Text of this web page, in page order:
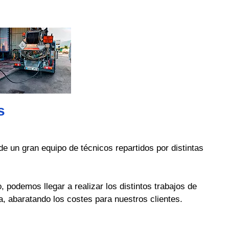
un gran equipo de técnicos repartidos por distintas
podemos llegar a realizar los distintos trabajos de
abaratando los costes para nuestros clientes.